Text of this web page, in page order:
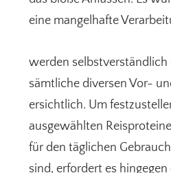
eine mangelhafte
werden selbstverständlich
sämtliche diversen Vor-
ersichtlich. Um
ausgewählten
für den täglichen
sind, erfordert es hingegen